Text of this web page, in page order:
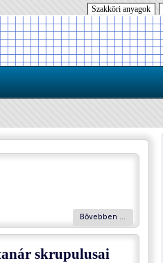
Szakköri anyagok
Bővebben …
skrupulusai